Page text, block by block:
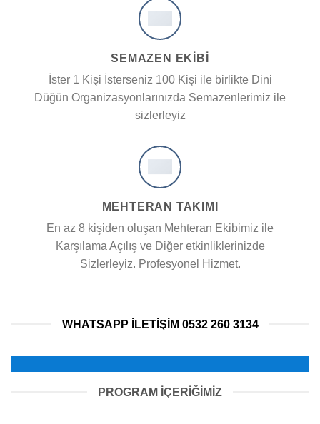
SEMAZEN EKIBI
İster 1 Kişi İsterseniz 100 Kişi ile birlikte Dini
Düğün Organizasyonlarınızda Semazenlerimiz ile
sizlerleyiz
MEHTERAN TAKIMI
En az 8 kişiden oluşan Mehteran Ekibimiz ile
Karşılama Açılış ve Diğer etkinliklerinizde
Sizlerleyiz. Profesyonel Hizmet.
WHATSAPP ILETIŞIM 0532 260 3134
PROGRAM İÇERİĞİMİZ